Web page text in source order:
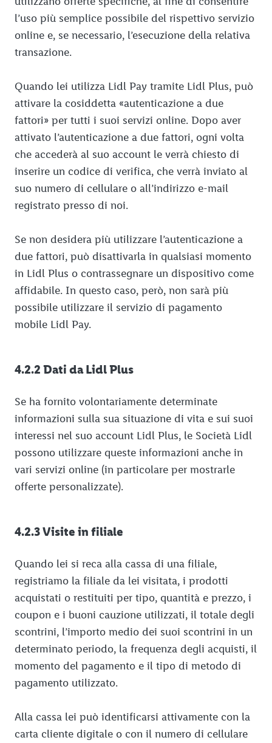
l’uso più semplice possibile del rispettivo servizio
online e, se necessario, l’esecuzione della relativa
transazione.
Quando lei utilizza Lidl Pay tramite Lidl Plus, può
attivare la cosiddetta «autenticazione a due
fattori» per tutti i suoi servizi online. Dopo aver
attivato l’autenticazione a due fattori, ogni volta
che accederà al suo account le verrà chiesto di
inserire un codice di verifica, che verrà inviato al
suo numero di cellulare o all’indirizzo e-mail
registrato presso di noi.
Se non desidera più utilizzare l’autenticazione a
due fattori, può disattivarla in qualsiasi momento
in Lidl Plus o contrassegnare un dispositivo come
affidabile. In questo caso, però, non sarà più
possibile utilizzare il servizio di pagamento
mobile Lidl Pay.
4.2.2 Dati da Lidl Plus
Se ha fornito volontariamente determinate
informazioni sulla sua situazione di vita e sui suoi
interessi nel suo account Lidl Plus, le Società Lidl
possono utilizzare queste informazioni anche in
vari servizi online (in particolare per mostrarle
offerte personalizzate).
4.2.3 Visite in filiale
Quando lei si reca alla cassa di una filiale,
registriamo la filiale da lei visitata, i prodotti
acquistati o restituiti per tipo, quantità e prezzo, i
coupon e i buoni cauzione utilizzati, il totale degli
scontrini, l’importo medio dei suoi scontrini in un
determinato periodo, la frequenza degli acquisti, il
momento del pagamento e il tipo di metodo di
pagamento utilizzato.
Alla cassa lei può identificarsi attivamente con la
carta cliente digitale o con il numero di cellulare